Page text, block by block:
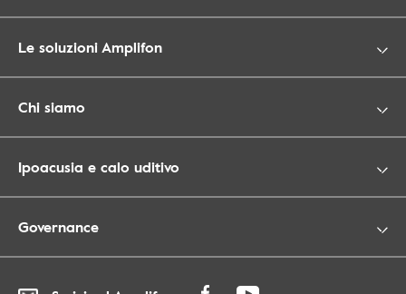
Le soluzioni Amplifon
Chi siamo
Ipoacusia e calo uditivo
Governance